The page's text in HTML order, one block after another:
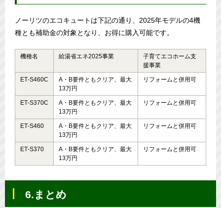
ノーリツのエコキュートは下記の通り、2025年モデルの4機
種とも補助金の対象となり、お得に購入可能です。
機種名 給湯省エネ2025事業
子育てエコホーム支
援事業
ET‑S460C
A・B要件ともクリア、最大
13万円
リフォームと併用可
ET‑S370C
A・B要件ともクリア、最大
13万円
リフォームと併用可
ET‑S460
A・B要件ともクリア、最大
13万円
リフォームと併用可
ET‑S370
A・B要件ともクリア、最大
13万円
リフォームと併用可
6.まとめ